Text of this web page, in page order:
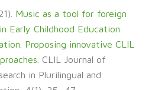
Music as a tool for foreign
Early Childhood Education
Proposing innovative CLIL
. CLIL Journal of
in Plurilingual and